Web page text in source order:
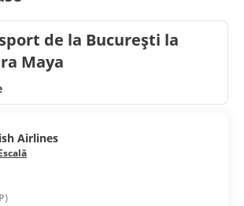
de la București la
Maya
Airlines
Escală